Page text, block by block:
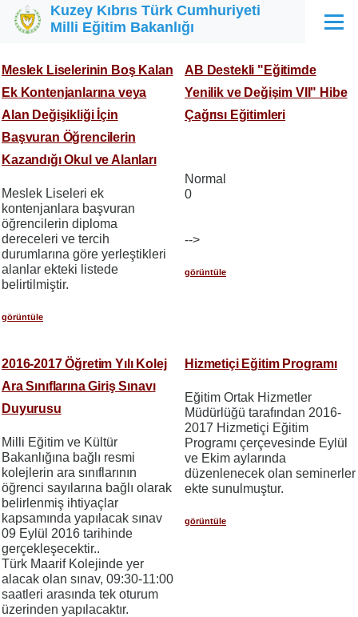
Ana içeriğe atla
Kuzey Kıbrıs Türk Cumhuriyeti
Milli Eğitim Bakanlığı
Menü
Meslek Liselerinin Boş Kalan
Ek Kontenjanlarına veya
Alan Değişikliği İçin
Başvuran Öğrencilerin
Kazandığı Okul ve Alanları
Meslek Liseleri ek
kontenjanlara başvuran
öğrencilerin diploma
dereceleri ve tercih
durumlarına göre yerleştikleri
alanlar ekteki listede
belirtilmiştir.
görüntüle
AB Destekli "Eğitimde
Yenilik ve Değişim VII" Hibe
Çağrısı Eğitimleri
Normal
0
-->
görüntüle
2016-2017 Öğretim Yılı Kolej
Ara Sınıflarına Giriş Sınavı
Duyurusu
Milli Eğitim ve Kültür
Bakanlığına bağlı resmi
kolejlerin ara sınıflarının
öğrenci sayılarına bağlı olarak
belirlenmiş ihtiyaçlar
kapsamında yapılacak sınav
09 Eylül 2016 tarihinde
gerçekleşecektir..
Türk Maarif Kolejinde yer
alacak olan sınav, 09:30-11:00
saatleri arasında tek oturum
üzerinden yapılacaktır.
Hizmetiçi Eğitim Programı
Eğitim Ortak Hizmetler
Müdürlüğü tarafından 2016-
2017 Hizmetiçi Eğitim
Programı çerçevesinde Eylül
ve Ekim aylarında
düzenlenecek olan seminerler
ekte sunulmuştur.
görüntüle